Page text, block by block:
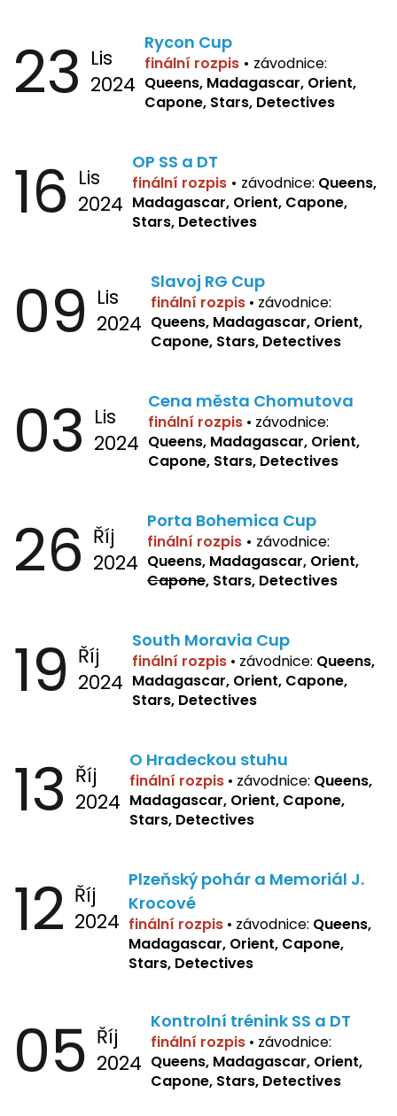
23 Lis
2024
Rycon Cup
finální rozpis • závodnice:
Queens, Madagascar, Orient,
Capone, Stars, Detectives
16 Lis
2024
OP SS a DT
finální rozpis • závodnice: Queens,
Madagascar, Orient, Capone,
Stars, Detectives
09 Lis
2024
Slavoj RG Cup
finální rozpis • závodnice:
Queens, Madagascar, Orient,
Capone, Stars, Detectives
03 Lis
2024
Cena města Chomutova
finální rozpis • závodnice:
Queens, Madagascar, Orient,
Capone, Stars, Detectives
26 Říj
2024
Porta Bohemica Cup
finální rozpis • závodnice:
Queens, Madagascar, Orient,
Capone, Stars, Detectives
19 Říj
2024
South Moravia Cup
finální rozpis • závodnice: Queens,
Madagascar, Orient, Capone,
Stars, Detectives
13 Říj
2024
O Hradeckou stuhu
finální rozpis • závodnice: Queens,
Madagascar, Orient, Capone,
Stars, Detectives
12 Říj
2024
Plzeňský pohár a Memoriál J.
Krocové
finální rozpis • závodnice: Queens,
Madagascar, Orient, Capone,
Stars, Detectives
05 Říj
2024
Kontrolní trénink SS a DT
finální rozpis • závodnice:
Queens, Madagascar, Orient,
Capone, Stars, Detectives